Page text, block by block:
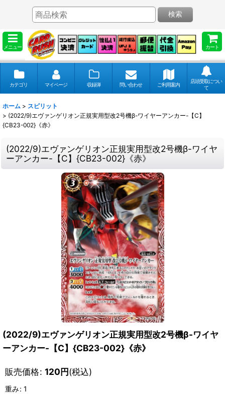
メニュー カート
検索
カテゴリ マイページ 収録弾 問い合わせ ご利用案内
店頭受取につい
て
ホーム > スピリット
> (2022/9)エヴァンゲリオン正規実用型改2号機β-ワイヤーアンカー-【C】
{CB23-002}《赤》
(2022/9)エヴァンゲリオン正規実用型改2号機β-ワイヤ
ーアンカー-【C】{CB23-002}《赤》
(2022/9)エヴァンゲリオン正規実用型改2号機β-ワイヤ
ーアンカー-【C】{CB23-002}《赤》
販売価格: 120円(税込)
重み: 1